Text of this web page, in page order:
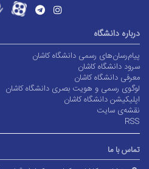
درباره دانشگاه
پیام‌رسان‌های رسمی دانشگاه کاشان
سرود دانشگاه کاشان
معرفی دانشگاه کاشان
لوگوی رسمی و هویت بصری دانشگاه کاشان
اپلیکیشن دانشگاه کاشان
نقشه‌ی سایت
RSS
تماس با ما